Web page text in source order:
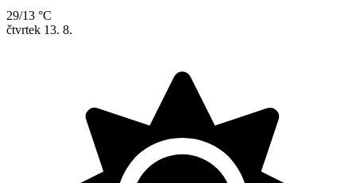
29/13 °C
čtvrtek 13. 8.